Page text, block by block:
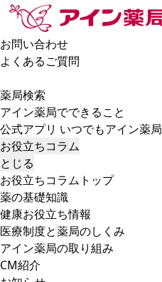
お問い合わせ
よくあるご質問
薬局検索
アイン薬局でできること
公式アプリ いつでもアイン薬局
お役立ちコラム
とじる
お役立ちコラムトップ
薬の基礎知識
健康お役立ち情報
医療制度と薬局のしくみ
アイン薬局の取り組み
CM紹介